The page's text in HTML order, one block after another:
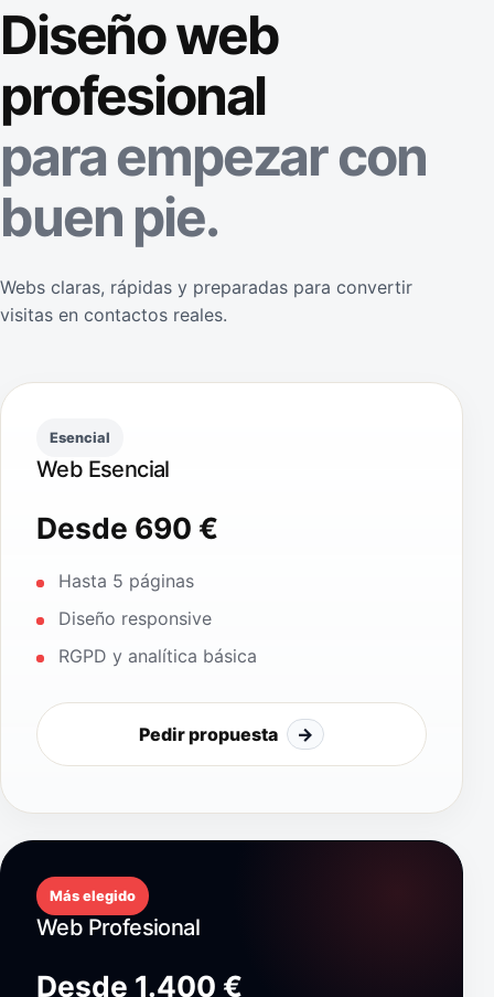
Diseño web
profesional
para empezar con
buen pie.
Webs claras, rápidas y preparadas para convertir
visitas en contactos reales.
Esencial
Web Esencial
Desde 690 €
Hasta 5 páginas
Diseño responsive
RGPD y analítica básica
Pedir propuesta →
Más elegido
Web Profesional
Desde 1.400 €